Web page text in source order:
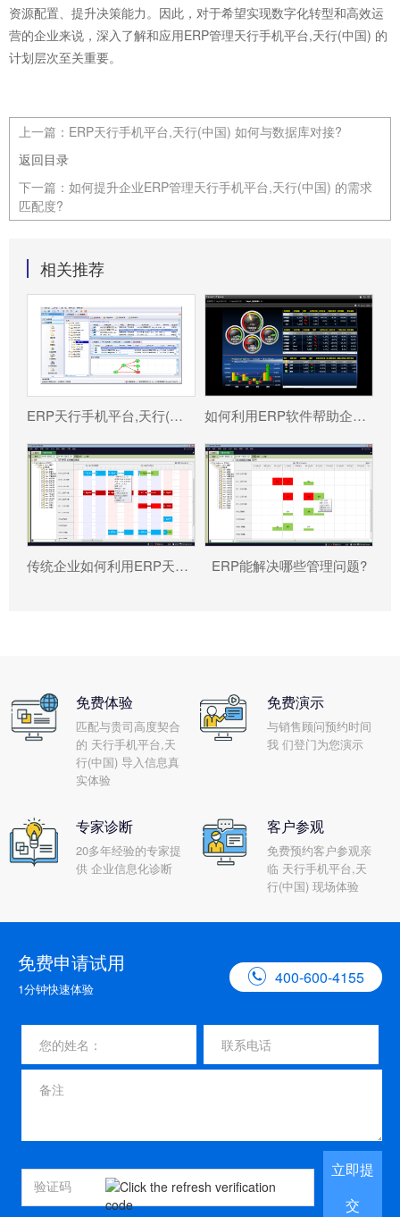
资源配置、提升决策能力。因此，对于希望实现数字化转型和高效运
营的企业来说，深入了解和应用ERP管理天行手机平台,天行(中国) 的
计划层次至关重要。
上一篇： ERP天行手机平台,天行(中国) 如何与数据库对接?
返回目录
下一篇： 如何提升企业ERP管理天行手机平台,天行(中国) 的需求
匹配度?
相关推荐
ERP天行手机平台,天行(中国) 分为哪几种类型? 如何利用ERP软件帮助企业更好地规避风险?
传统企业如何利用ERP天行手机平台,天行(中国) 重塑竞争力? ERP能解决哪些管理问题?
免费体验
匹配与贵司高度契合
的 天行手机平台,天
行(中国) 导入信息真
实体验
免费演示
与销售顾问预约时间
我 们登门为您演示
专家诊断
20多年经验的专家提
供 企业信息化诊断
客户参观
免费预约客户参观亲
临 天行手机平台,天
行(中国) 现场体验
免费申请试用
1分钟快速体验
 400-600-4155
立即提
交